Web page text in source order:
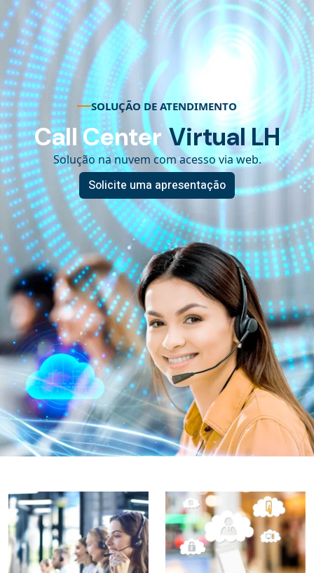
SOLUÇÃO DE ATENDIMENTO
Call Center Virtual LH
Solução na nuvem com acesso via web.
Solicite uma apresentação